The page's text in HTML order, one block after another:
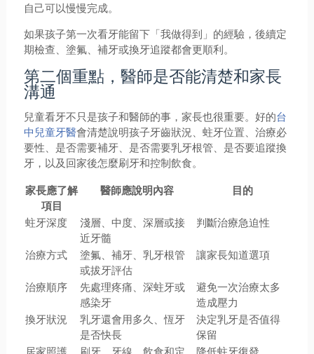
自己可以慢慢完成。
如果孩子第一次看牙能留下「我做得到」的經驗，後續定
期檢查、塗氟、補牙或換牙追蹤都會更順利。
第二個重點，醫師是否能清楚和家長
溝通
兒童看牙不只是孩子和醫師的事，家長也很重要。好的台
中兒童牙醫會清楚說明孩子牙齒狀況、蛀牙位置、治療必
要性、是否需要補牙、是否需要乳牙根管、是否要追蹤換
牙，以及回家後怎麼刷牙和控制飲食。
家長應了解
項目
醫師應說明內容 目的
蛀牙深度
淺層、中度、深層或接
近牙髓
判斷治療急迫性
治療方式
塗氟、補牙、乳牙根管
或拔牙評估
讓家長知道選項
治療順序
先處理疼痛、深蛀牙或
感染牙
避免一次治療太多
造成壓力
換牙狀況
乳牙還會用多久、恆牙
是否快長
決定乳牙是否值得
保留
居家照護
刷牙、牙線、飲食和定
降低蛀牙復發